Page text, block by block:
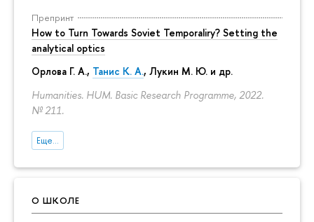
Препринт
How to Turn Towards Soviet Temporaliry? Setting the
analytical optics
Орлова Г. А., Танис К. А., Лукин М. Ю. и др.
Humanities. HUM. Basic Research Programme, 2022.
№ 211.
Еще...
О ШКОЛЕ